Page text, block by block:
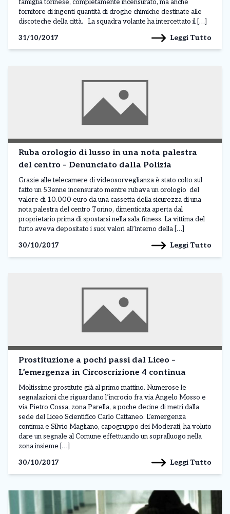
famiglia torinese, completamente incensurato, ma anche
fornitore di ingenti quantità di droghe chimiche destinate alle
discoteche della città. La squadra volante ha intercettato il […]
31/10/2017
Leggi Tutto
Ruba orologio di lusso in una nota palestra
del centro – Denunciato dalla Polizia
Grazie alle telecamere di videosorveglianza è stato colto sul
fatto un 53enne incensurato mentre rubava un orologio del
valore di 10.000 euro da una cassetta della sicurezza di una
nota palestra del centro Torino, dimenticata aperta dal
proprietario prima di spostarsi nella sala fitness. La vittima del
furto aveva depositato i suoi valori all’interno della […]
30/10/2017
Leggi Tutto
Prostituzione a pochi passi dal Liceo –
L’emergenza in Circoscrizione 4 continua
Moltissime prostitute già al primo mattino. Numerose le
segnalazioni che riguardano l’incrocio fra via Angelo Mosso e
via Pietro Cossa, zona Parella, a poche decine di metri dalla
sede del Liceo Scientifico Carlo Cattaneo. L’emergenza
continua e Silvio Magliano, capogruppo dei Moderati, ha voluto
dare un segnale al Comune effettuando un sopralluogo nella
zona insieme […]
30/10/2017
Leggi Tutto